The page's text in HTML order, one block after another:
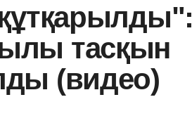
тасқын
(видео)